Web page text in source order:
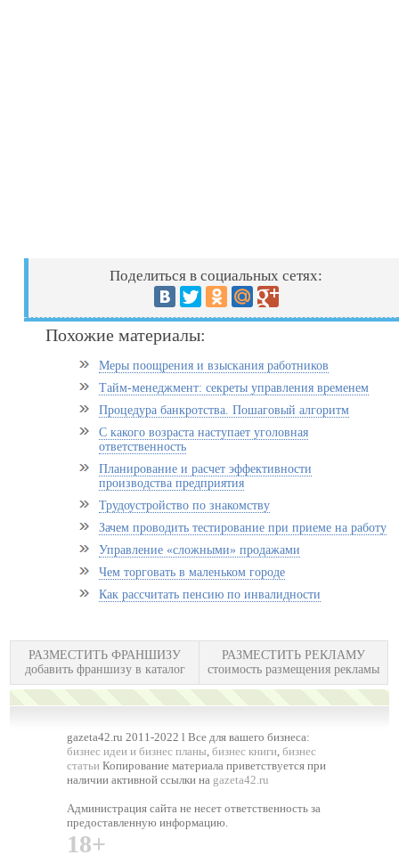
Поделиться в социальных сетях:
Похожие материалы:
Меры поощрения и взыскания работников
Тайм-менеджмент: секреты управления временем
Процедура банкротства. Пошаговый алгоритм
С какого возраста наступает уголовная
ответственность
Планирование и расчет эффективности
производства предприятия
Трудоустройство по знакомству
Зачем проводить тестирование при приеме на работу
Управление «сложными» продажами
Чем торговать в маленьком городе
Как рассчитать пенсию по инвалидности
РАЗМЕСТИТЬ ФРАНШИЗУ
добавить франшизу в каталог
РАЗМЕСТИТЬ РЕКЛАМУ
стоимость размещения рекламы
gazeta42.ru 2011-2022 l Все для вашего бизнеса:
бизнес идеи и бизнес планы,бизнес книги,бизнес
статьи Копирование материала приветствуется при
наличии активной ссылки на gazeta42.ru
Администрация сайта не несет ответственность за
предоставленную информацию.
18+